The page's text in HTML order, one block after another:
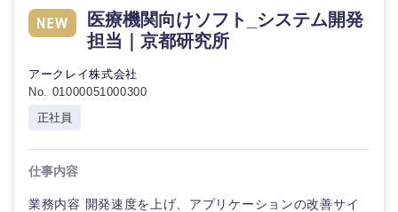
医療機関向けソフト_システム開発
担当｜京都研究所
アークレイ株式会社
No. 01000051000300
正社員
仕事内容
業務内容 開発速度を上げ、アプリケーションの改善サイ